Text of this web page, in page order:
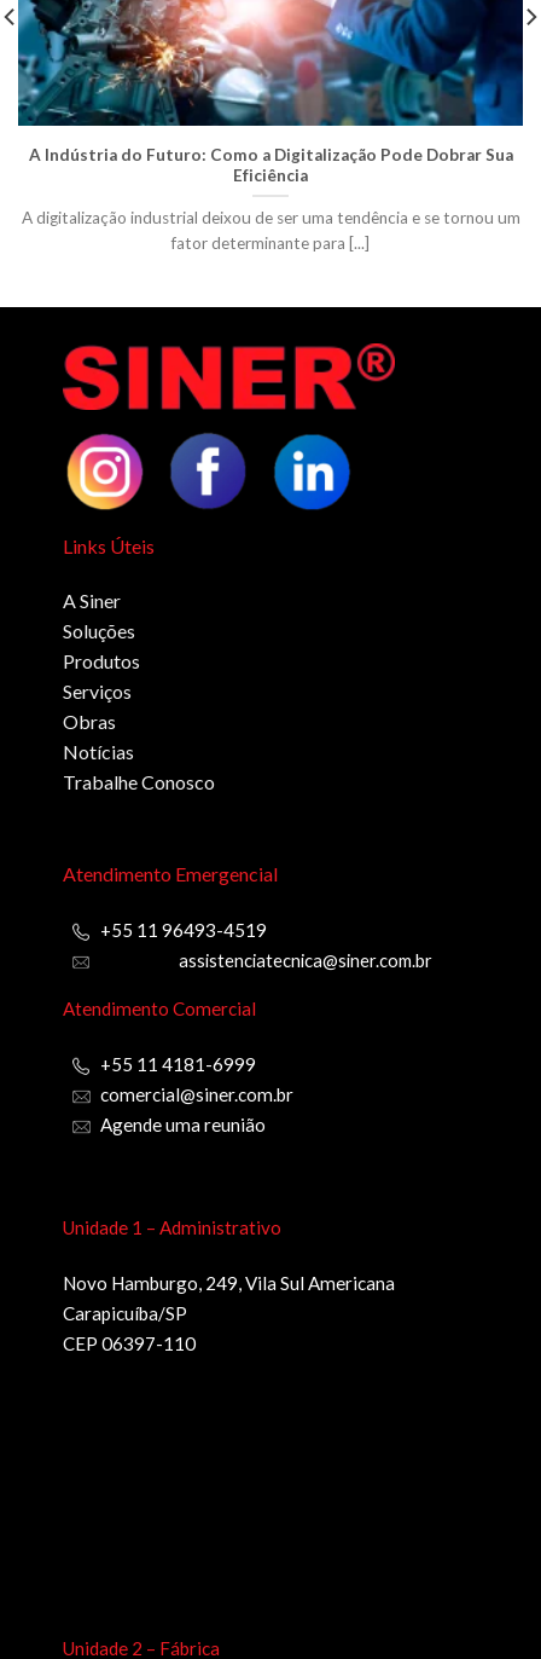
A Indústria do Futuro: Como a Digitalização Pode Dobrar Sua
Eficiência
A digitalização industrial deixou de ser uma tendência e se tornou um
fator determinante para [...]
Links Úteis
A Siner
Soluções
Produtos
Serviços
Obras
Notícias
Trabalhe Conosco
Atendimento Emergencial
+55 11 96493-4519
assistenciatecnica@siner.com.br
Atendimento Comercial
+55 11 4181-6999
comercial@siner.com.br
Agende uma reunião
Unidade 1 – Administrativo
Novo Hamburgo, 249, Vila Sul Americana
Carapicuíba/SP
CEP 06397-110
Unidade 2 – Fábrica